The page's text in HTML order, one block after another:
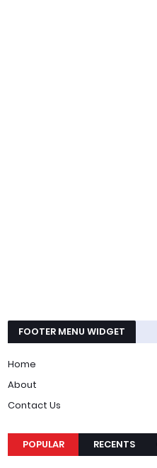
FOOTER MENU WIDGET
Home
About
Contact Us
POPULAR RECENTS